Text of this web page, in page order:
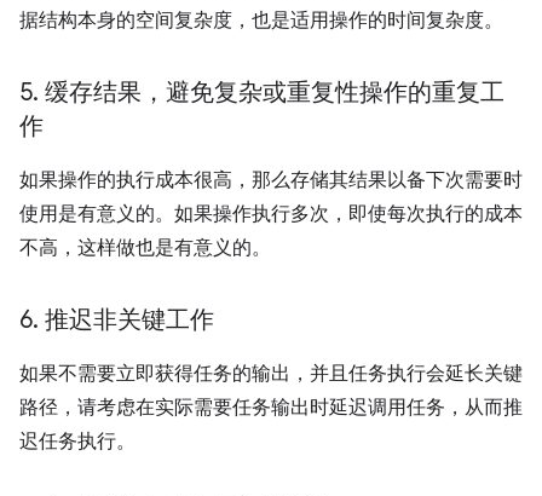
据结构本身的空间复杂度，也是适用操作的时间复杂度。
5. 缓存结果，避免复杂或重复性操作的重复工
作
如果操作的执行成本很高，那么存储其结果以备下次需要时
使用是有意义的。如果操作执行多次，即使每次执行的成本
不高，这样做也是有意义的。
6. 推迟非关键工作
如果不需要立即获得任务的输出，并且任务执行会延长关键
路径，请考虑在实际需要任务输出时延迟调用任务，从而推
迟任务执行。